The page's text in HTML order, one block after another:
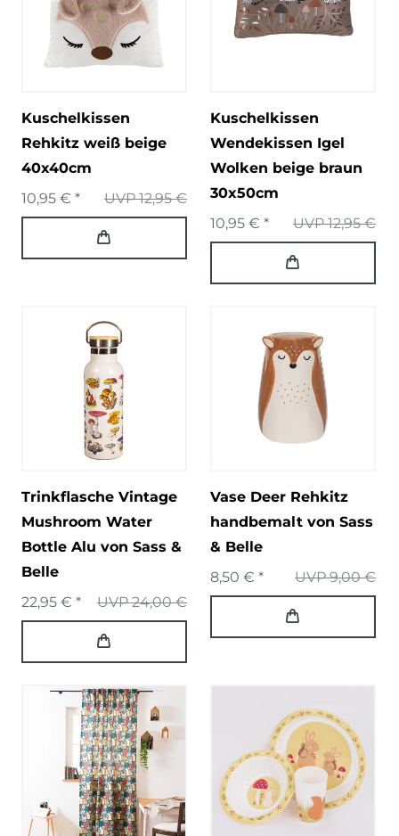
Kuschelkissen
Rehkitz weiß beige
40x40cm
UVP 12,95 €
10,95 € *
Kuschelkissen
Wendekissen Igel
Wolken beige braun
30x50cm
UVP 12,95 €
10,95 € *
Trinkflasche Vintage
Mushroom Water
Bottle Alu von Sass &
Belle
UVP 24,00 €
22,95 € *
Vase Deer Rehkitz
handbemalt von Sass
& Belle
UVP 9,00 €
8,50 € *